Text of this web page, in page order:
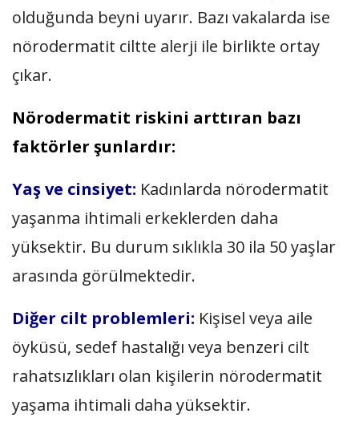
olduğunda beyni uyarır. Bazı vakalarda ise
nörodermatit ciltte alerji ile birlikte ortay
çıkar.
Nörodermatit riskini arttıran bazı
faktörler şunlardır:
Yaş ve cinsiyet: Kadınlarda nörodermatit
yaşanma ihtimali erkeklerden daha
yüksektir. Bu durum sıklıkla 30 ila 50 yaşlar
arasında görülmektedir.
Diğer cilt problemleri: Kişisel veya aile
öyküsü, sedef hastalığı veya benzeri cilt
rahatsızlıkları olan kişilerin nörodermatit
yaşama ihtimali daha yüksektir.